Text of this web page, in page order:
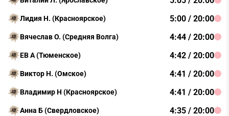
Лидия Н. (Красноярское) 5:00 / 20:00
Вячеслав О. (Средняя Волга) 4:44 / 20:00
ЕВ А (Тюменское) 4:42 / 20:00
Виктор Н. (Омское) 4:41 / 20:00
Владимир Н (Красноярское) 4:41 / 20:00
Анна Б (Свердловское) 4:35 / 20:00